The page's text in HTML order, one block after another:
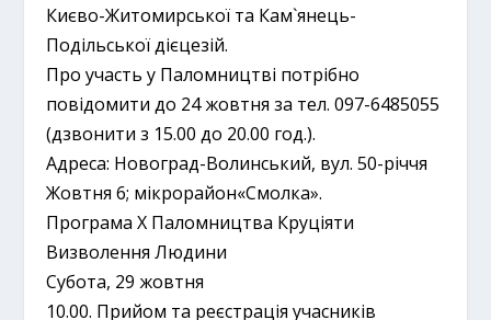
Києво-Житомирської та Кам`янець-
Подільської дієцезій.
Про участь у Паломництві потрібно
повідомити до 24 жовтня за тел. 097-6485055
(дзвонити з 15.00 до 20.00 год.).
Адреса: Новоград-Волинський, вул. 50-річчя
Жовтня 6; мікрорайон«Смолка».
Програма Х Паломництва Круціяти
Визволення Людини
Субота, 29 жовтня
10.00. Прийом та реєстрація учасників